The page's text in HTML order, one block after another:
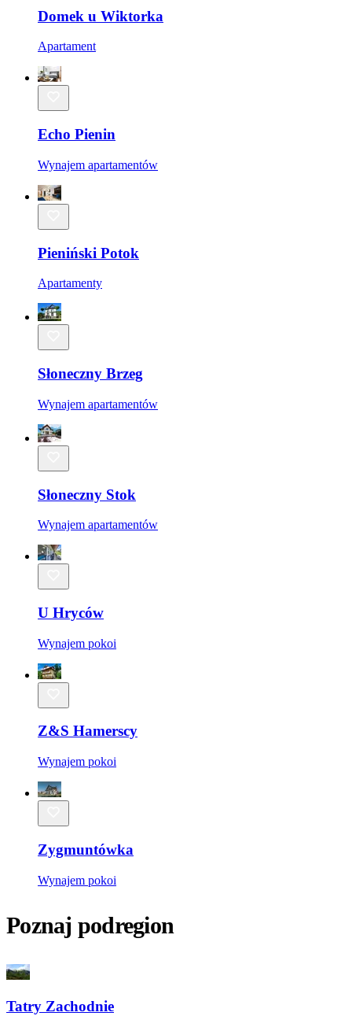
Domek u Wiktorka
Apartament
Echo Pienin
Wynajem apartamentów
Pieniński Potok
Apartamenty
Słoneczny Brzeg
Wynajem apartamentów
Słoneczny Stok
Wynajem apartamentów
U Hryców
Wynajem pokoi
Z&S Hamerscy
Wynajem pokoi
Zygmuntówka
Wynajem pokoi
Poznaj podregion
Tatry Zachodnie